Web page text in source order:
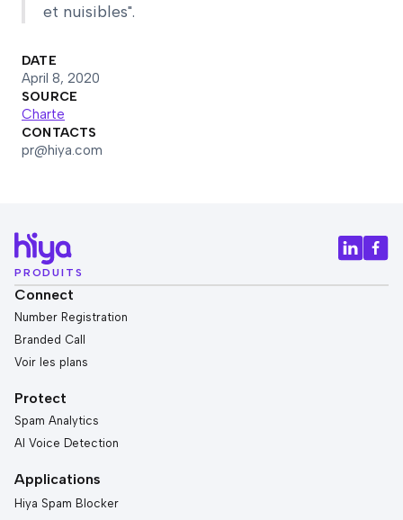
et nuisibles".
DATE
April 8, 2020
SOURCE
Charte
CONTACTS
pr@hiya.com
PRODUITS
Connect
Number Registration
Branded Call
Voir les plans
Protect
Spam Analytics
AI Voice Detection
Applications
Hiya Spam Blocker